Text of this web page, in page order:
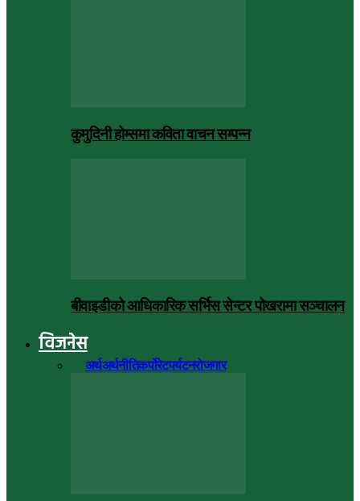
कुमुदिनी होम्समा कविता वाचन सम्पन्न
बीवाइडीको आधिकारिक सर्भिस सेन्टर पोखरामा सञ्चालन
विजनेस
अर्थअर्थनीतिकर्पोरेटपर्यटनरोजगार